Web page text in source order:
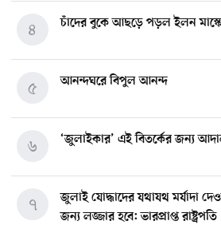
চাঁদের বুকে আছড়ে পড়ল ইলন
৪
আনন্দঘরে বিপুল আনন্দ
৫
‘জুলাইকার’ এই বিতর্কের জন্য আদালত
৬
জুলাই যোদ্ধাদের যথাযথ মর্যাদা
জন্য লজ্জার হবে: ভারপ্রাপ্ত রাষ্ট্রপতি
৭